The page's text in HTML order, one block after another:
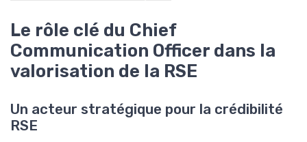
Le rôle clé du Chief
Communication Officer dans la
valorisation de la RSE
Un acteur stratégique pour la crédibilité
RSE